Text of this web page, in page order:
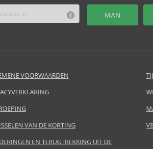
MAN
VOORWAARDEN
VAN DE KORTING
EN TERUGTREKKING UIT DE